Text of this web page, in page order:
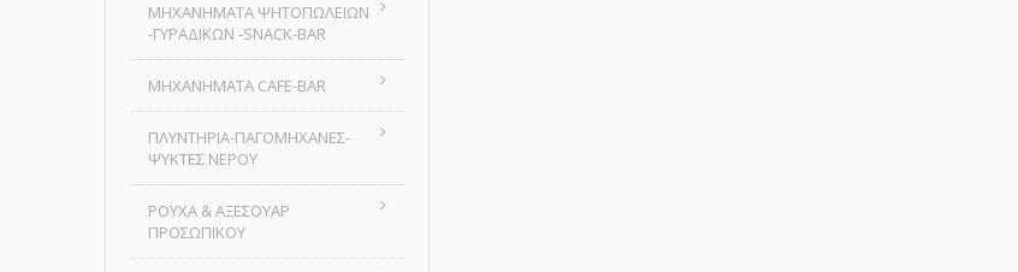
MHXANHMATA ΨΗΤΟΠΩΛΕΙΩΝ
-ΓΥΡΑΔΙΚΩΝ -SNACK-BAR
ΜΗΧΑΝΗΜΑΤΑ CAFE-BAR
ΠΛΥΝΤΗΡΙΑ-ΠΑΓΟΜΗΧΑΝΕΣ-
ΨΥΚΤΕΣ ΝΕΡΟΥ
ΡΟΥΧΑ & ΑΞΕΣΟΥΑΡ
ΠΡΟΣΩΠΙΚΟΥ